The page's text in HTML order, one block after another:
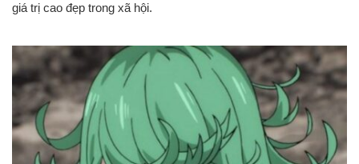
giá trị cao đẹp trong xã hội.